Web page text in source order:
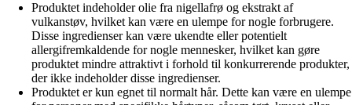
Produktet indeholder olie fra nigellafrø og ekstrakt af
vulkanstøv, hvilket kan være en ulempe for nogle forbrugere.
Disse ingredienser kan være ukendte eller potentielt
allergifremkaldende for nogle mennesker, hvilket kan gøre
produktet mindre attraktivt i forhold til konkurrerende produkter,
der ikke indeholder disse ingredienser.
Produktet er kun egnet til normalt hår. Dette kan være en ulempe